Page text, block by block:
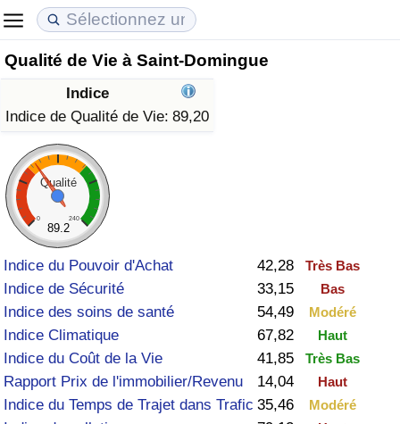
Qualité de Vie à Saint-Domingue
Indice
Indice de Qualité de Vie: 89,20
Qualité
0 240
89.2
Indice du Pouvoir d'Achat 42,28 Très Bas
Indice de Sécurité 33,15 Bas
Indice des soins de santé 54,49 Modéré
Indice Climatique 67,82 Haut
Indice du Coût de la Vie 41,85 Très Bas
Rapport Prix de l'immobilier/Revenu 14,04 Haut
Indice du Temps de Trajet dans Trafic 35,46 Modéré
Coût de la vie
Indice du Coût de la Vie (Actuel)
Indice du Coût de la Vie
Indice du coût de la vie par pays
à Akaba
Prix de l'immobilier
Indice des Prix de l'immobilier (Actuel)
Indice des Prix de l'immobilier
Indice des Prix de l'immobilier par Pays
Qualité de Vie
Indice de Qualité de Vie
Indice de Qualité de Vie (Actuel)
Indice de qualité de vie par pays
Criminalité
Indice de Criminalité (Actuel)
Indice de Criminalité
Indice de criminalité par pays